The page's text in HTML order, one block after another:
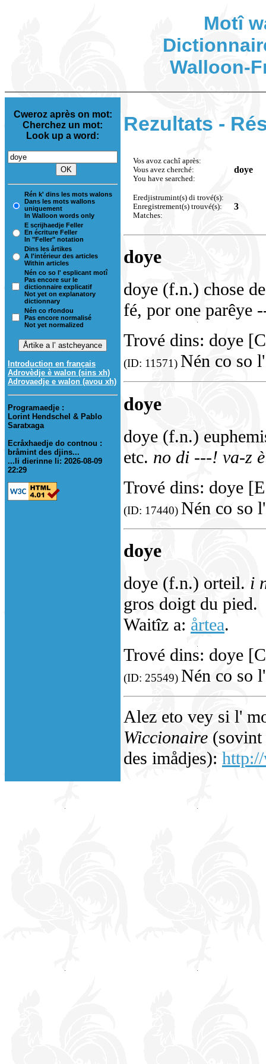
Motî
Walloon-
Cweroz après on mot:
Cherchez un mot:
Look up a word:
Rén k' dins les mots walons
Dans les mots wallons
uniquement
In Walloon words only
E scrijhaedje Feller
En écriture Feller
In "Feller" notation
Dins les årtikes
A l'intérieur des articles
Within articles
Nén co so l' esplicant motî
Pas encore sur le
dictionnaire explicatif
Not yet on explanatory
dictionnary
Nén co rfondou
Pas encore normalisé
Not yet normalized
Introduction en français
Adrovèdje è walon (sins xh)
Adrovaedje e walon (avou xh)
Programaedje :
Lorint Hendschel & Pablo
Saratxaga
Ecråxhaedje do contnou :
bråmint des djins...
...li dierinne li: 2026-08-09
22:29
Rezultats -
Vos avoz cachî après:
Vous avez cherché:
You have searched:
doye
Eredjistrumint(s) di trové(s):
Enregistrement(s) trouvé(s):
Matches:
3
doye
doye (f.n.) chose
fé, por one parêye
Trové dins: doye
(ID: 11571) Nén co so
doye
doye (f.n.)
etc. no di ---! va-z
Trové dins: doye
(ID: 17440) Nén co so
doye
doye (f.n.) orteil. i
gros doigt du pied.
Waitîz a: årtea.
Trové dins: doye
(ID: 25549) Nén co so
Alez eto vey si l'
Wiccionaire (sovint
des imådjes):